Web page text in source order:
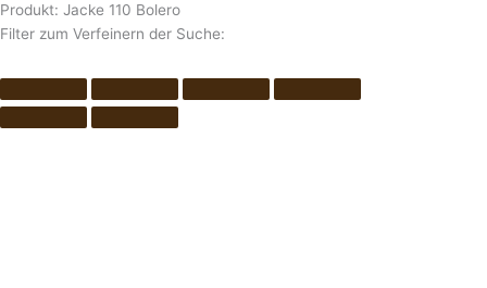
Produkt: Jacke 110 Bolero
Filter zum Verfeinern der Suche: